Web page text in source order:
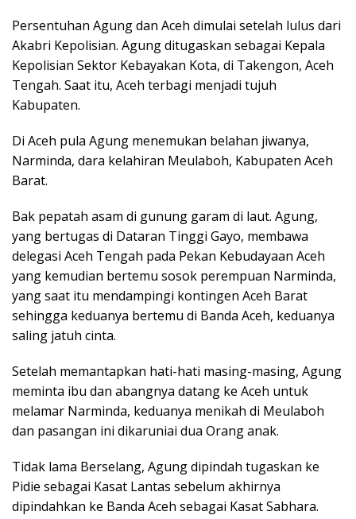
Persentuhan Agung dan Aceh dimulai setelah lulus dari
Akabri Kepolisian. Agung ditugaskan sebagai Kepala
Kepolisian Sektor Kebayakan Kota, di Takengon, Aceh
Tengah. Saat itu, Aceh terbagi menjadi tujuh
Kabupaten.
Di Aceh pula Agung menemukan belahan jiwanya,
Narminda, dara kelahiran Meulaboh, Kabupaten Aceh
Barat.
Bak pepatah asam di gunung garam di laut. Agung,
yang bertugas di Dataran Tinggi Gayo, membawa
delegasi Aceh Tengah pada Pekan Kebudayaan Aceh
yang kemudian bertemu sosok perempuan Narminda,
yang saat itu mendampingi kontingen Aceh Barat
sehingga keduanya bertemu di Banda Aceh, keduanya
saling jatuh cinta.
Setelah memantapkan hati-hati masing-masing, Agung
meminta ibu dan abangnya datang ke Aceh untuk
melamar Narminda, keduanya menikah di Meulaboh
dan pasangan ini dikaruniai dua Orang anak.
Tidak lama Berselang, Agung dipindah tugaskan ke
Pidie sebagai Kasat Lantas sebelum akhirnya
dipindahkan ke Banda Aceh sebagai Kasat Sabhara.